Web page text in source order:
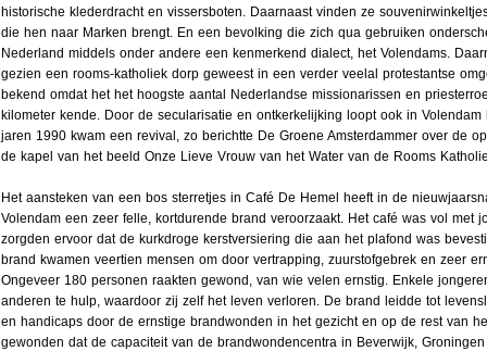
historische klederdracht en vissersboten. Daarnaast vinden ze
die hen naar Marken brengt. En een bevolking die zich qua gebruiken
Nederland middels onder andere een kenmerkend dialect, het Volendams.
gezien een rooms-katholiek dorp geweest in een verder veelal protestantse
bekend omdat het het hoogste aantal Nederlandse missionarissen en
kilometer kende. Door de secularisatie en ontkerkelijking loopt ook in Volendam
jaren 1990 kwam een revival, zo berichtte De Groene Amsterdammer over de
de kapel van het beeld Onze Lieve Vrouw van het Water van de Rooms
Het aansteken van een bos sterretjes in Café De Hemel heeft in de
Volendam een zeer felle, kortdurende brand veroorzaakt. Het café was vol met
zorgden ervoor dat de kurkdroge kerstversiering die aan het plafond was
brand kwamen veertien mensen om door vertrapping, zuurstofgebrek en zeer
Ongeveer 180 personen raakten gewond, van wie velen ernstig. Enkele
anderen te hulp, waardoor zij zelf het leven verloren. De brand leidde tot
en handicaps door de ernstige brandwonden in het gezicht en op de rest van
gewonden dat de capaciteit van de brandwondencentra in Beverwijk,